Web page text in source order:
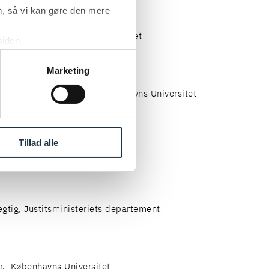
så vi kan gøre den mere
Marketing
Tillad alle
Københavns Universitet
lektor i kommunalret, Københavns Universitet
Justitsministeriets departement
Københavns Universitet